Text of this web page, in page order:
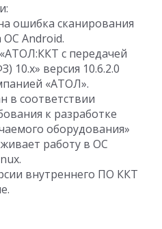
ошибка сканирования
ОС Android.
с передачей
10.x» версия 10.6.2.0
«АТОЛ».
в соответствии
к разработке
оборудования»
работу в ОС
внутреннего ПО ККТ